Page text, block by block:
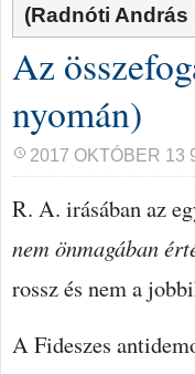
(Radnóti
Az
nyomán)
2017 OKTÓBER 13
R. A. irásában az
nem önmagában
rossz és nem a
A Fideszes